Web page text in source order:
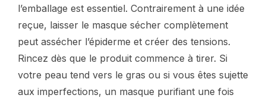
l’emballage est essentiel. Contrairement à une idée
reçue, laisser le masque sécher complètement
peut assécher l’épiderme et créer des tensions.
Rincez dès que le produit commence à tirer. Si
votre peau tend vers le gras ou si vous êtes sujette
aux imperfections, un masque purifiant une fois